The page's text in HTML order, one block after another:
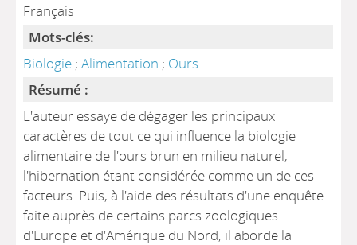
Français
Mots-clés:
Biologie ;Alimentation ; Ours
Résumé :
L'auteur essaye de dégager les principaux
caractères de tout ce qui influence la biologie
alimentaire de l'ours brun en milieu naturel,
l'hibernation étant considérée comme un de ces
facteurs. Puis, à l'aide des résultats d'une enquête
faite auprès de certains parcs zoologiques
d'Europe et d'Amérique du Nord, il aborde la